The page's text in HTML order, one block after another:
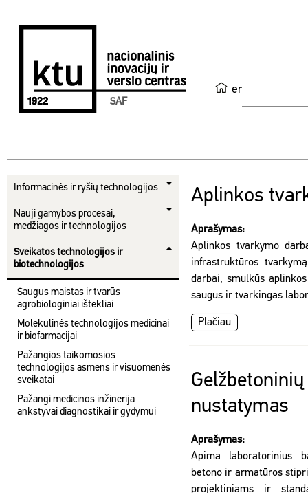
en
SAF
Informacinės ir ryšių technologijos
Nauji gamybos procesai,
medžiagos ir technologijos
Sveikatos technologijos ir
biotechnologijos
Saugus maistas ir tvarūs
agrobiologiniai ištekliai
Molekulinės technologijos medicinai
ir biofarmacijai
Pažangios taikomosios
technologijos asmens ir visuomenės
sveikatai
Pažangi medicinos inžinerija
ankstyvai diagnostikai ir gydymui
Aplinkos
Aprašymas:
Aplinkos tvarkymo
infrastruktūros
darbai, smulkūs
saugus ir tvarkingas
Plačiau
nustatymas
Aprašymas:
Apima laboratorinius
betono ir armatūros
projektiniams ir